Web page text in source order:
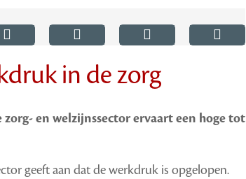
in de zorg
en welzijnssector ervaart een hoge tot
geeft aan dat de werkdruk is opgelopen.